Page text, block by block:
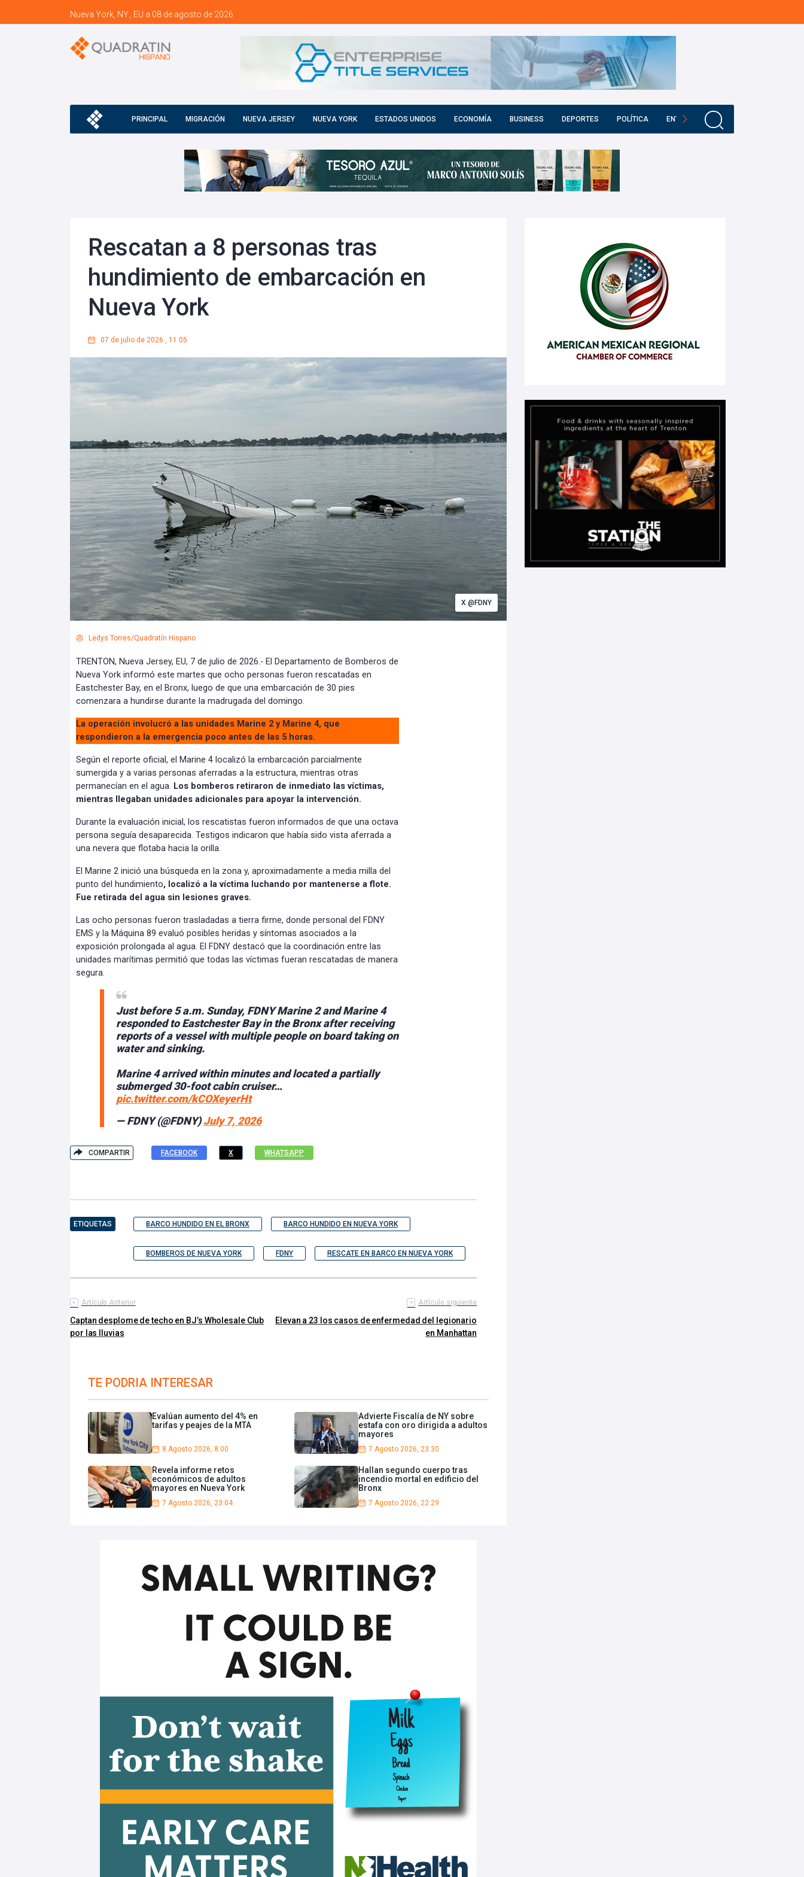
Nueva York, NY., EU a 08 de agosto de 2026
PRINCIPAL MIGRACIÓN NUEVA JERSEY NUEVA YORK ESTADOS UNIDOS ECONOMÍA BUSINESS DEPORTES POLÍTICA ENTRETENIMIENTO
Rescatan a 8 personas tras
hundimiento de embarcación en
Nueva York
07 de julio de 2026 , 11:05
X @FDNY
Ledys Torres/Quadratín Hispano
TRENTON, Nueva Jersey, EU, 7 de julio de 2026.- El Departamento de Bomberos de
Nueva York informó este martes que ocho personas fueron rescatadas en
Eastchester Bay, en el Bronx, luego de que una embarcación de 30 pies
comenzara a hundirse durante la madrugada del domingo.
La operación involucró a las unidades Marine 2 y Marine 4, que
respondieron a la emergencia poco antes de las 5 horas.
Según el reporte oficial, el Marine 4 localizó la embarcación parcialmente
sumergida y a varias personas aferradas a la estructura, mientras otras
permanecían en el agua. Los bomberos retiraron de inmediato las víctimas,
mientras llegaban unidades adicionales para apoyar la intervención.
Durante la evaluación inicial, los rescatistas fueron informados de que una octava
persona seguía desaparecida. Testigos indicaron que había sido vista aferrada a
una nevera que flotaba hacia la orilla.
El Marine 2 inició una búsqueda en la zona y, aproximadamente a media milla del
punto del hundimiento, localizó a la víctima luchando por mantenerse a flote.
Fue retirada del agua sin lesiones graves.
Las ocho personas fueron trasladadas a tierra firme, donde personal del FDNY
EMS y la Máquina 89 evaluó posibles heridas y síntomas asociados a la
exposición prolongada al agua. El FDNY destacó que la coordinación entre las
unidades marítimas permitió que todas las víctimas fueran rescatadas de manera
segura.
Just before 5 a.m. Sunday, FDNY Marine 2 and Marine 4
responded to Eastchester Bay in the Bronx after receiving
reports of a vessel with multiple people on board taking on
water and sinking.
Marine 4 arrived within minutes and located a partially
submerged 30-foot cabin cruiser…
pic.twitter.com/kCOXeyerHt
— FDNY (@FDNY)July 7, 2026
COMPARTIR FACEBOOK X WHATSAPP
ETIQUETAS BARCO HUNDIDO EN EL BRONX BARCO HUNDIDO EN NUEVA YORK
BOMBEROS DE NUEVA YORK FDNY RESCATE EN BARCO EN NUEVA YORK
Artículo Anterior
Captan desplome de techo en BJ’s Wholesale Club
por las lluvias
Artículo siguiente
Elevan a 23 los casos de enfermedad del legionario
en Manhattan
TE PODRIA INTERESAR
Evalúan aumento del 4% en
tarifas y peajes de la MTA
8 Agosto 2026, 8:00
Advierte Fiscalía de NY sobre
estafa con oro dirigida a adultos
mayores
7 Agosto 2026, 23:30
Revela informe retos
económicos de adultos
mayores en Nueva York
7 Agosto 2026, 23:04
Hallan segundo cuerpo tras
incendio mortal en edificio del
Bronx
7 Agosto 2026, 22:29